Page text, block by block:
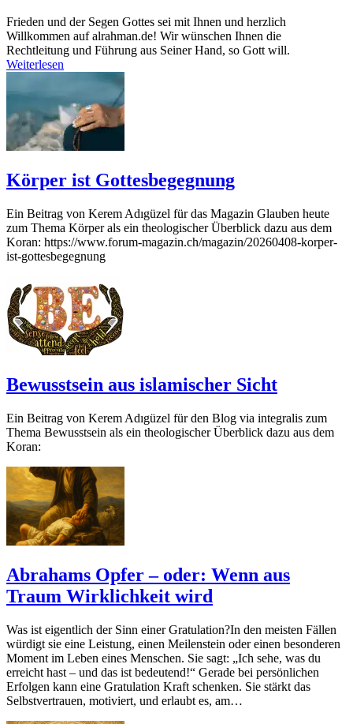
Frieden und der Segen Gottes sei mit Ihnen und herzlich
Willkommen auf alrahman.de! Wir wünschen Ihnen die
Rechtleitung und Führung aus Seiner Hand, so Gott will.
Weiterlesen
Körper ist Gottesbegegnung
Ein Beitrag von Kerem Adıgüzel für das Magazin Glauben heute
zum Thema Körper als ein theologischer Überblick dazu aus dem
Koran: https://www.forum-magazin.ch/magazin/20260408-korper-
ist-gottesbegegnung
Bewusstsein aus islamischer Sicht
Ein Beitrag von Kerem Adıgüzel für den Blog via integralis zum
Thema Bewusstsein als ein theologischer Überblick dazu aus dem
Koran:
Abrahams Opfer – oder: Wenn aus
Traum Wirklichkeit wird
Was ist eigentlich der Sinn einer Gratulation?In den meisten Fällen
würdigt sie eine Leistung, einen Meilenstein oder einen besonderen
Moment im Leben eines Menschen. Sie sagt: „Ich sehe, was du
erreicht hast – und das ist bedeutend!“ Gerade bei persönlichen
Erfolgen kann eine Gratulation Kraft schenken. Sie stärkt das
Selbstvertrauen, motiviert, und erlaubt es, am…